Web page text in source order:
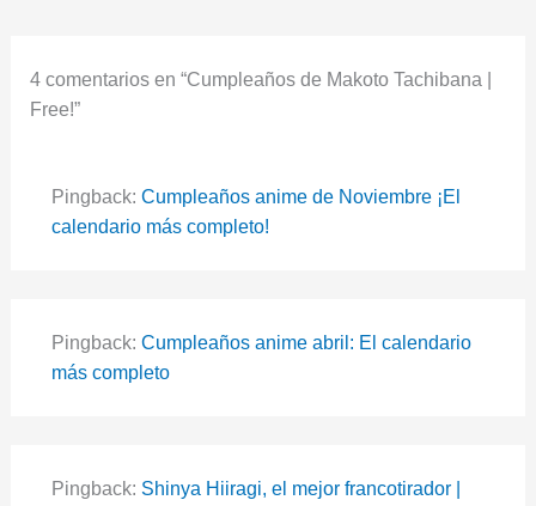
4 comentarios en “Cumpleaños de Makoto Tachibana |
Free!”
Pingback: Cumpleaños anime de Noviembre ¡El
calendario más completo!
Pingback: Cumpleaños anime abril: El calendario
más completo
Pingback: Shinya Hiiragi, el mejor francotirador |